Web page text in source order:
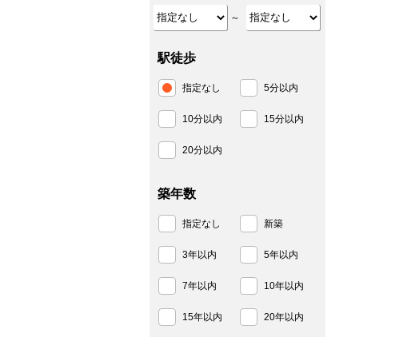
～
駅徒歩
指定なし 5分以内
10分以内 15分以内
20分以内
築年数
指定なし 新築
3年以内 5年以内
7年以内 10年以内
15年以内 20年以内